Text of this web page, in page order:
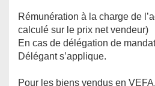
Rémunération à la charge de
calculé sur le prix net vendeur)
En cas de délégation de
Délégant s’applique.
Pour les biens vendus en